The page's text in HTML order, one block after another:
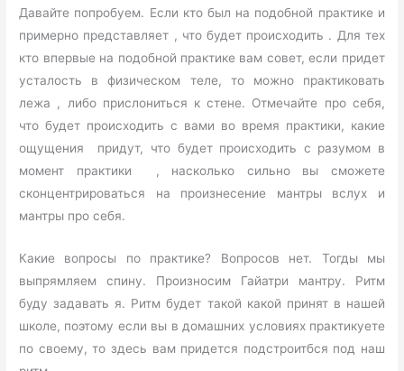
Давайте попробуем. Если кто был на подобной практике и
примерно представляет , что будет происходить . Для тех
кто впервые на подобной практике вам совет, если придет
усталость в физическом теле, то можно практиковать
лежа , либо прислониться к стене. Отмечайте про себя,
что будет происходить с вами во время практики, какие
ощущения придут, что будет происходить с разумом в
момент практики , насколько сильно вы сможете
сконцентрироваться на произнесение мантры вслух и
мантры про себя.
Какие вопросы по практике? Вопросов нет. Тогды мы
выпрямляем спину. Произносим Гайатри мантру. Ритм
буду задавать я. Ритм будет такой какой принят в нашей
школе, поэтому если вы в домашних условиях практикуете
по своему, то здесь вам придется подстроитбся под наш